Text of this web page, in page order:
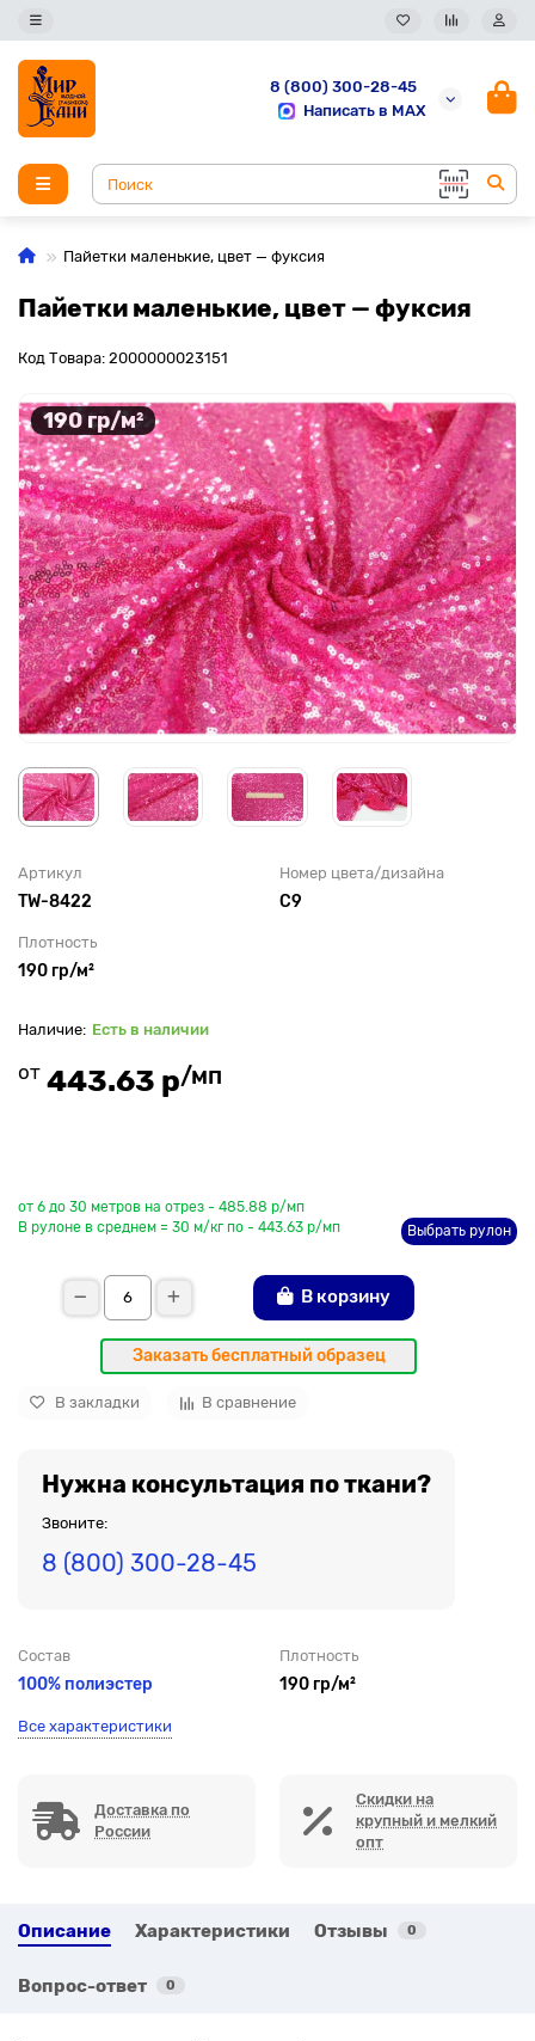
8 (800) 300-28-45
Написать в MAX
Пайетки маленькие, цвет — фуксия
Пайетки маленькие, цвет — фуксия
Код Товара: 2000000023151
190 гр/м²
Артикул
TW-8422
Номер цвета/дизайна
C9
Плотность
190 гр/м²
Есть в наличии
от 443.63 р/мп
от 6 до 30 метров на отрез - 485.88 р/мп
В рулоне в среднем = 30 м/кг по - 443.63 р/мп
Выбрать рулон
В корзину
Заказать бесплатный образец
В закладки В сравнение
Нужна консультация по ткани?
Звоните:
8 (800) 300-28-45
Состав
100% полиэстер
Плотность
190 гр/м²
Все характеристики
Доставка по
России
Скидки на
крупный и мелкий
опт
Описание Характеристики Отзывы 0
Вопрос-ответ 0